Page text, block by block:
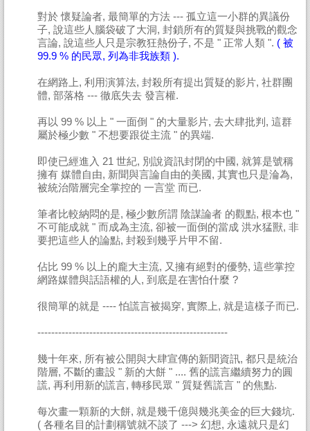
對於 懷疑論者, 最簡單的方法 --- 孤立這一小群的異議份
子, 說這些人腦袋破了大洞, 封鎖所有的質疑與挑戰的觀念
言論, 說這些人只是宗教狂熱份子, 不是 " 正常人類 ". ( 被
99.9 % 的民眾, 列為非我族類 ).
在網路上, 利用演算法, 封殺所有提出質疑的影片, 社群團
體, 部落格 --- 徹底失去 發言權.
再以 99 % 以上 " 一面倒 " 的大量影片, 去大肆批判, 這群
屬於極少數 " 不想要跟從主流 " 的異端.
即使已經進入 21 世紀, 別說資訊封閉的中國, 就算是號稱
擁有 媒體自由, 新聞與言論自由的美國, 其實也只是淪為,
被統治階層完全掌控的 一言堂 而已.
筆者比較納悶的是, 極少數所謂 陰謀論者 的觀點, 根本也 "
不可能成就 " 而成為主流, 卻被一面倒的當成 洪水猛獸, 非
要把這些人的論點, 封殺到幾乎片甲不留.
佔比 99 % 以上的龐大主流, 又擁有絕對的優勢, 這些掌控
網路媒體與話語權的人, 到底是在害怕什麼 ?
很簡單的就是 ---- 怕謊言被揭穿, 實際上, 就是這樣子而已.
-------------------------------------------------------
幾十年來, 所有被公開與大肆宣傳的新聞資訊, 都只是統治
階層, 不斷的畫設 " 新的大餅 " .... 舊的謊言繼續努力的圓
謊, 再利用新的謊言, 轉移民眾 " 質疑舊謊言 " 的焦點.
每次畫一顆新的大餅, 就是幾千億與幾兆美金的巨大錢坑.
( 各種名目的計劃稱號就不談了 ---> 幻想, 永遠就只是幻